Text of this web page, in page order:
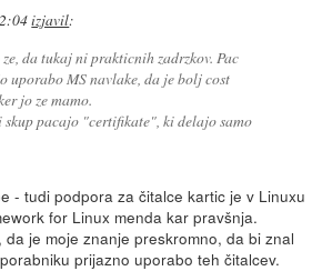
izjavil:
da tukaj ni prakticnih zadrzkov. Pac
uporabo MS navlake, da je bolj cost
jo ze mamo.
skup pacajo "certifikate", ki delajo samo
- tudi podpora za čitalce kartic je v Linuxu
for Linux menda kar pravšnja.
je moje znanje preskromno, da bi znal
prijazno uporabo teh čitalcev.